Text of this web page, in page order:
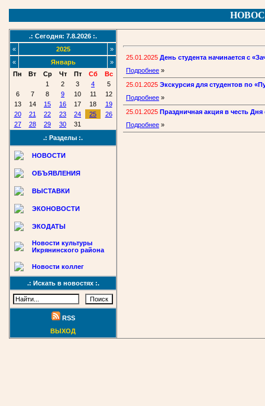
.: Сегодня: 7.8.2026 :.
«
2025
»
«
Январь
»
Пн
Вт Ср Чт Пт Сб
Вс
1
2 3 4
5
6
7 8 9 10 11
12
13
14 15 16 17 18
19
20
21 22 23 24 25
26
27
28 29 30
31
.: Разделы :.
НОВОСТИ
ОБЪЯВЛЕНИЯ
ВЫСТАВКИ
ЭКОНОВОСТИ
ЭКОДАТЫ
Новости культуры
Икрянинского района
Новости коллег
.: Искать в новостях :.
RSS
ВЫХОД
25.01.2025 День студента начинается с
Подробнее »
25.01.2025 Экскурсия для студентов по
Подробнее »
25.01.2025 Праздничная акция в честь
Подробнее »